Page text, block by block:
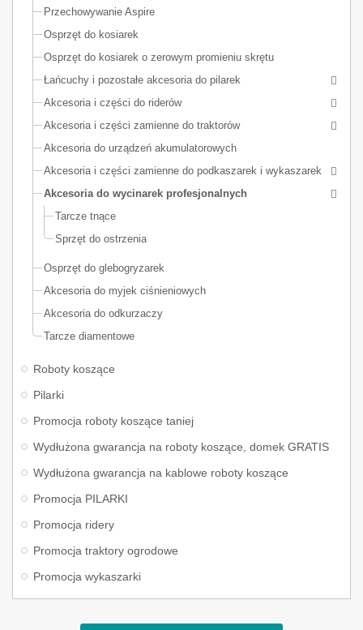
Przechowywanie Aspire
Osprzęt do kosiarek
Osprzęt do kosiarek o zerowym promieniu skrętu
Łańcuchy i pozostałe akcesoria do pilarek
Akcesoria i części do riderów
Akcesoria i części zamienne do traktorów
Akcesoria do urządzeń akumulatorowych
Akcesoria i części zamienne do podkaszarek i wykaszarek
Akcesoria do wycinarek profesjonalnych
Tarcze tnące
Sprzęt do ostrzenia
Osprzęt do glebogryzarek
Akcesoria do myjek ciśnieniowych
Akcesoria do odkurzaczy
Tarcze diamentowe
Roboty koszące
Pilarki
Promocja roboty koszące taniej
Wydłużona gwarancja na roboty koszące, domek GRATIS
Wydłużona gwarancja na kablowe roboty koszące
Promocja PILARKI
Promocja ridery
Promocja traktory ogrodowe
Promocja wykaszarki